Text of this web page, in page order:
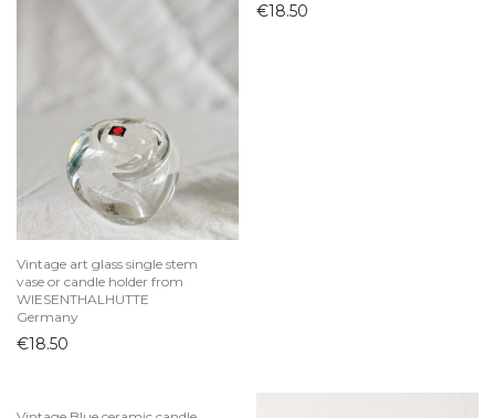
Knygos ir kanceliarija
Lietuviškas dizainas
Skandinaviškas dizainas
Sodyba
Šviestuvai
Vaikų kambarys
Vaikiški drabužiai
Žaislai
Vinilai
Vintage art glass single stem
vase or candle holder from
WIESENTHALHUTTE
Germany
€18.50
€18.50